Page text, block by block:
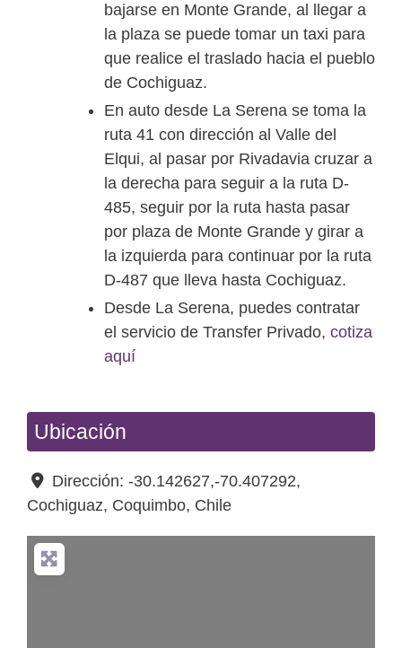
bajarse en Monte Grande, al llegar a
la plaza se puede tomar un taxi para
que realice el traslado hacia el pueblo
de Cochiguaz.
En auto desde La Serena se toma la
ruta 41 con dirección al Valle del
Elqui, al pasar por Rivadavia cruzar a
la derecha para seguir a la ruta D-
485, seguir por la ruta hasta pasar
por plaza de Monte Grande y girar a
la izquierda para continuar por la ruta
D-487 que lleva hasta Cochiguaz.
Desde La Serena, puedes contratar
el servicio de Transfer Privado, cotiza
aquí
Ubicación
Dirección:-30.142627,-70.407292,
Cochiguaz, Coquimbo, Chile